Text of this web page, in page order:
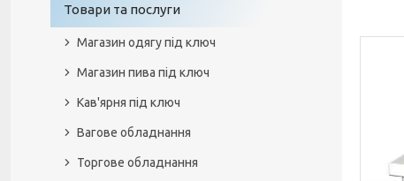
Товари та послуги
Магазин одягу під ключ
Магазин пива під ключ
Кав'ярня під ключ
Вагове обладнання
Торгове обладнання